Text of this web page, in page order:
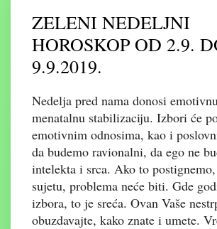
ZELENI NEDELJNI
HOROSKOP OD 2.9.
9.9.2019.
Nedelja pred nama donosi
menatalnu stabilizaciju. Izbori će
emotivnim odnosima, kao i
da budemo ravionalni, da ego ne
intelekta i srca. Ako to
sujetu, problema neće biti. Gde
izbora, to je sreća. Ovan Vaše
obuzdavajte, kako znate i umete.